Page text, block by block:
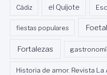
Cádiz el Quijote
fiestas populares
Fortalezas
Historia de amor. Revista La